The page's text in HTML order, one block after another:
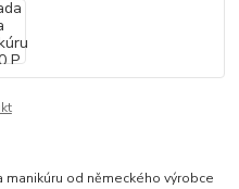
manikúru od německého výrobce